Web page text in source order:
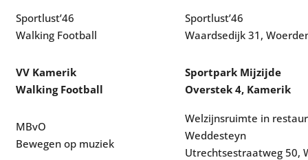
Sportlust’46
Walking Football
Sportlust’46
Waardsedijk 31,
VV Kamerik
Walking Football
Sportpark Mijzijde
Overstek 4, Kamerik
MBvO
Bewegen op muziek
Welzijnsruimte in
Weddesteyn
Utrechtsestraatweg 50,